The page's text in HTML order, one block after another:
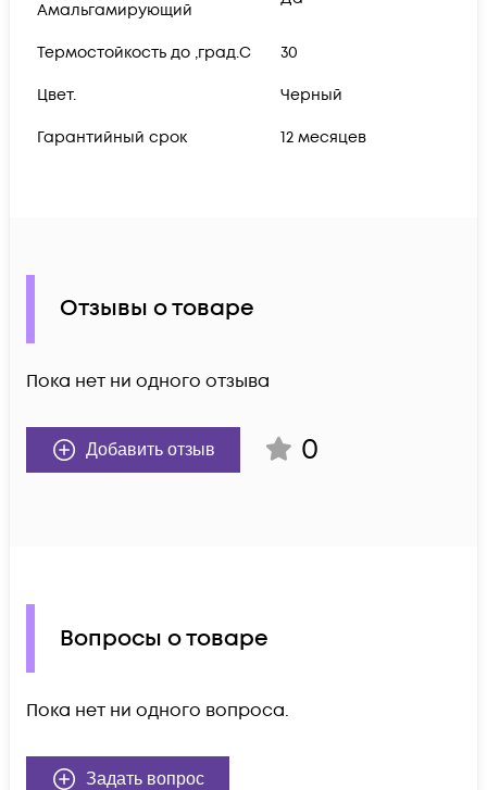
Амальгамирующий
Термостойкость до ,град.C 30
Цвет. Черный
Гарантийный срок 12 месяцев
Отзывы о товаре
Пока нет ни одного отзыва
Добавить отзыв 0
Вопросы о товаре
Пока нет ни одного вопроса.
Задать вопрос